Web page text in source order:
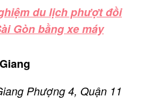
du lịch phượt đồi
Gòn bằng xe máy
Phượng 4, Quận 11